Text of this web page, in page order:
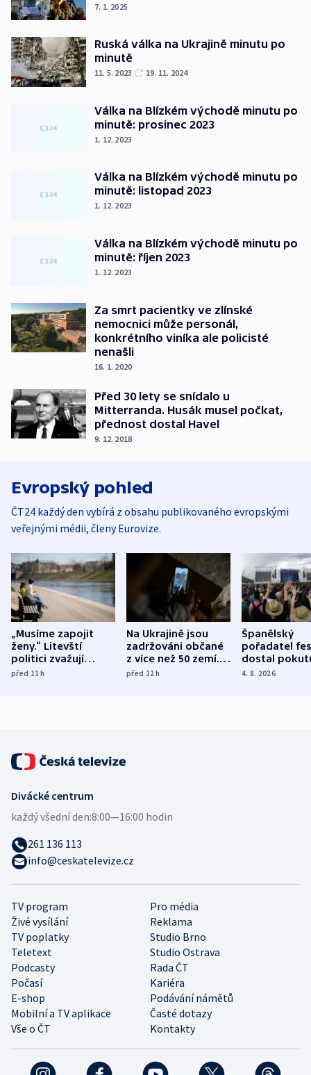
7. 1. 2025
Ruská válka na Ukrajině minutu po
minutě
11. 5. 2023 19. 11. 2024
Válka na Blízkém východě minutu po
minutě: prosinec 2023
1. 12. 2023
Válka na Blízkém východě minutu po
minutě: listopad 2023
1. 12. 2023
Válka na Blízkém východě minutu po
minutě: říjen 2023
1. 12. 2023
Za smrt pacientky ve zlínské
nemocnici může personál,
konkrétního viníka ale policisté
nenašli
16. 1. 2020
Před 30 lety se snídalo u
Mitterranda. Husák musel počkat,
přednost dostal Havel
9. 12. 2018
Evropský pohled
ČT24 každý den vybírá z obsahu publikovaného evropskými
veřejnými médii, členy Eurovize.
„Musíme zapojit
ženy.“ Litevští
politici zvažují
dohodu o
před 11h
Na Ukrajině jsou
zadržováni občané
z více než 50 zemí.
Bojovali na straně
před 12h
Španělský
pořadatel
dostal
nekalé
4. 8. 2026
TV program
Pro média
Živé vysílání
Reklama
TV poplatky
Studio Brno
Teletext
Studio Ostrava
Podcasty
Rada ČT
Počasí
Kariéra
E-shop
Podávání námětů
Mobilní a TV aplikace
Časté dotazy
Vše o ČT
Kontakty
Divácké centrum
každý všední den:8:00—16:00 hodin
261 136 113
info@ceskatelevize.cz